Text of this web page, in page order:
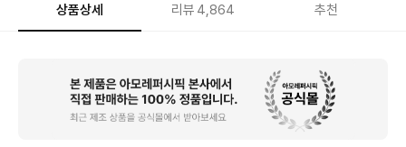
상품상세 리뷰 4,864 추천